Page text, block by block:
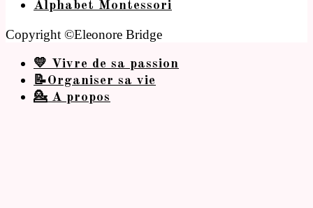
Alphabet Montessori
Copyright ©Eleonore Bridge
💛 Vivre de sa passion
📝Organiser sa vie
💁 A propos